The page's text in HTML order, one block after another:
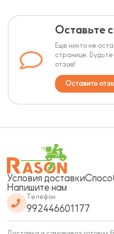
Оставьте
Еще никто не
странице.
отзыв!
Оставить
Условия доставки
Напишите нам
Телефон
992446601177